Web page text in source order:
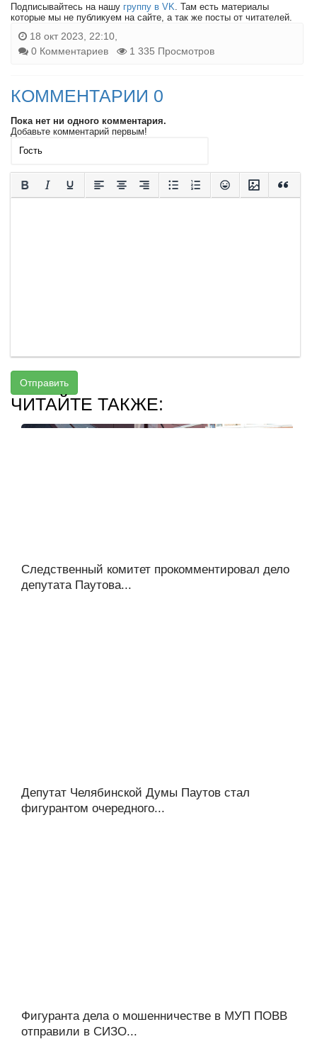
Подписывайтесь на нашу группу в VK . Там есть материалы
которые мы не публикуем на сайте, а так же посты от читателей.
18 окт 2023, 22:10,
0 Комментариев
1 335 Просмотров
КОММЕНТАРИИ 0
Пока нет ни одного комментария.
Добавьте комментарий первым!
Отправить
ЧИТАЙТЕ ТАКЖЕ:
Следственный комитет прокомментировал дело
депутата Паутова...
Депутат Челябинской Думы Паутов стал
фигурантом очередного...
Фигуранта дела о мошенничестве в МУП ПОВВ
отправили в СИЗО...